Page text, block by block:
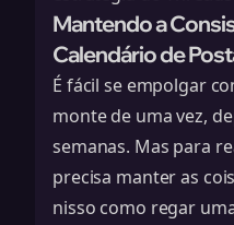
Mantendo a
Calendário de
É fácil se empolgar
monte de uma vez,
semanas. Mas para
precisa manter as
nisso como regar